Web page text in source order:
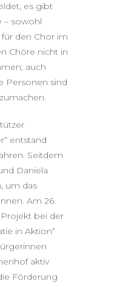
es gibt
– sowohl
den Chor im
Chöre nicht in
auch
Personen sind
entstand
Seitdem
Daniela
um das
Am 26.
bei der
in Aktion“
aktiv
Förderung